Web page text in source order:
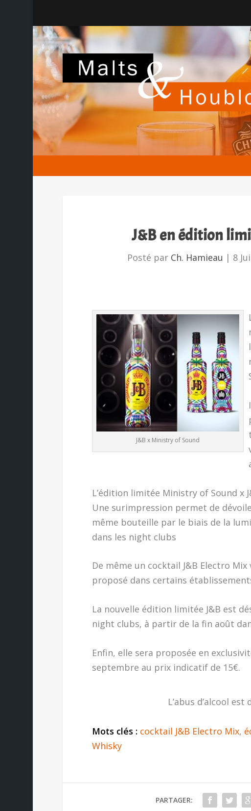
J&B en édition
Posté par Ch. Hamieau | 8
J&B x Ministry of Sound
L’édition limitée Ministry of Sound x
Une surimpression permet de
même bouteille par le biais de la
dans les night clubs
De même un cocktail J&B Electro
proposé dans certains
La nouvelle édition limitée J&B est
night clubs, à partir de la fin août
Enfin, elle sera proposée en
septembre au prix indicatif de 15€.
L’abus d’alcool
Mots clés : cocktail J&B Electro Mix,
Whisky
PARTAGER: